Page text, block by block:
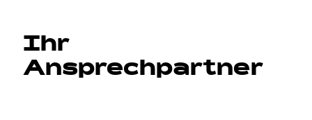
Ihr
Ansprechpartner